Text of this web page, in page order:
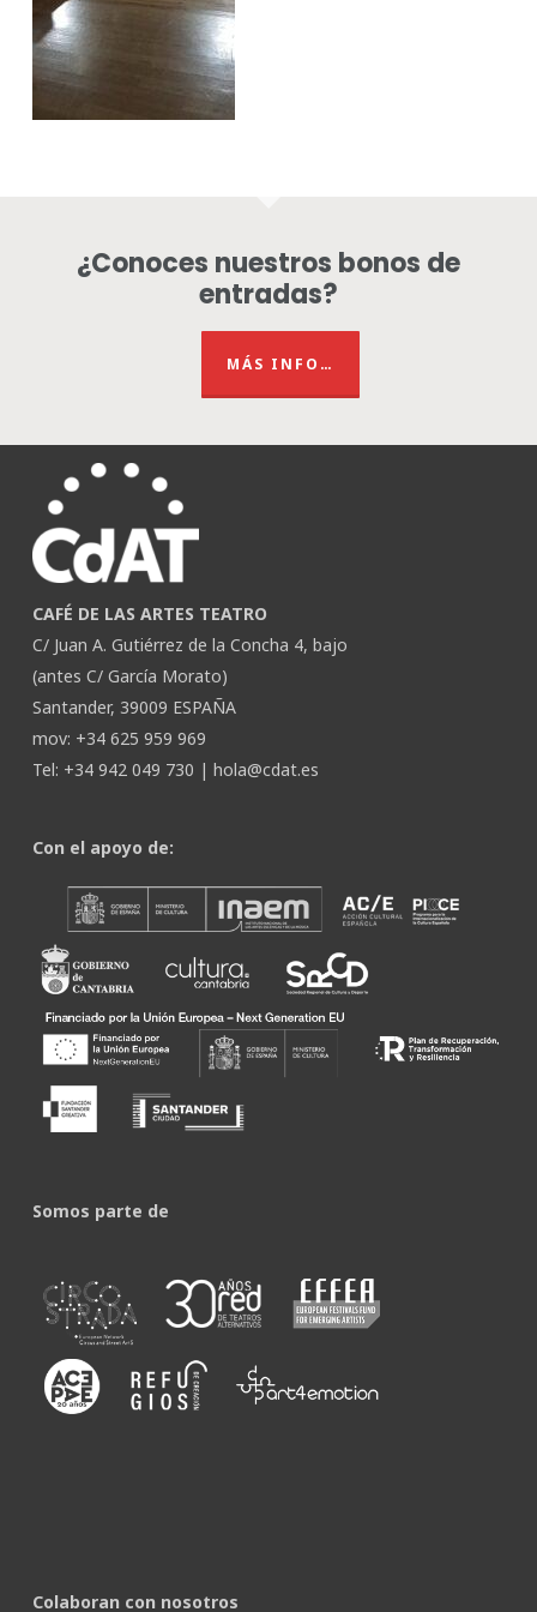
¿Conoces nuestros bonos de
entradas?
MÁS INFO…
CAFÉ DE LAS ARTES TEATRO
C/ Juan A. Gutiérrez de la Concha 4, bajo
(antes C/ García Morato)
Santander, 39009 ESPAÑA
mov: +34 625 959 969
Tel: +34 942 049 730 | hola@cdat.es
Con el apoyo de:
Somos parte de
Colaboran con nosotros